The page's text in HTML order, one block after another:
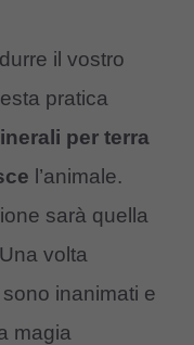
il vostro
pratica
per terra
l’animale.
sarà quella
volta
inanimati e
magia